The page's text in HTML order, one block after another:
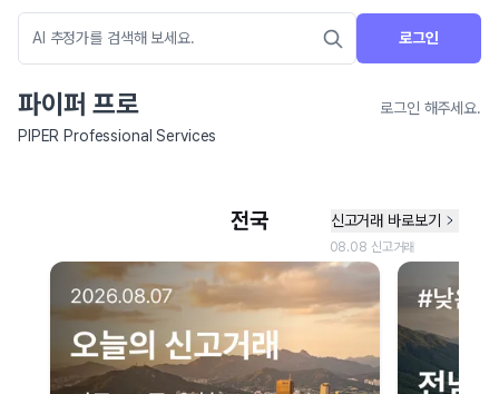
로그인
파이퍼 프로
로그인 해주세요.
PIPER Professional Services